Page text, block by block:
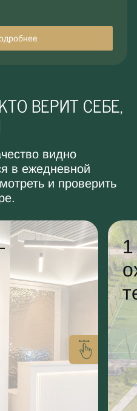
ВЕРИТ СЕБЕ,
видно
в ежедневной
и проверить